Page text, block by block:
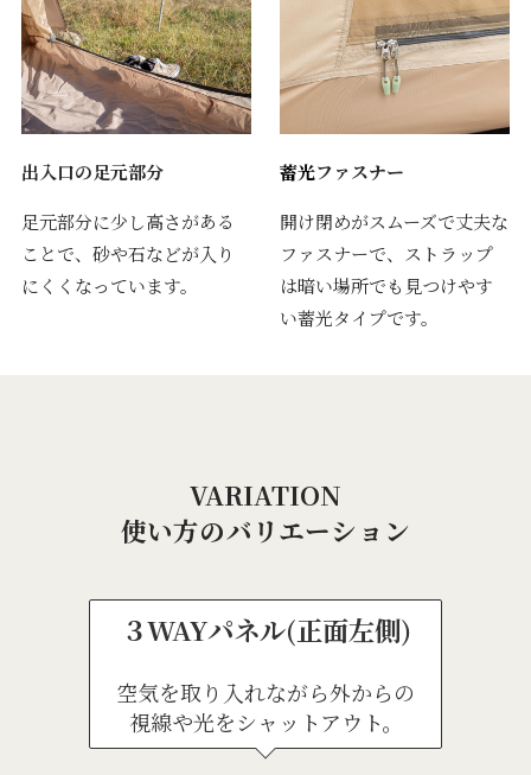
出入口の足元部分
足元部分に少し高さがある
ことで、砂や石などが入り
にくくなっています。
蓄光ファスナー
開け閉めがスムーズで丈夫な
ファスナーで、ストラップ
は暗い場所でも見つけやす
い蓄光タイプです。
VARIATION
使い方のバリエーション
３WAYパネル(正面左側)
空気を取り入れながら外からの
視線や光をシャットアウト。